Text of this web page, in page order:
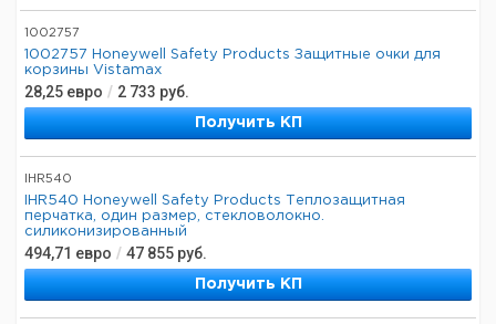
1002757
1002757 Honeywell Safety Products Защитные очки для
корзины Vistamax
28,25 евро / 2 733 руб.
Получить КП
IHR540
IHR540 Honeywell Safety Products Теплозащитная
перчатка, один размер, стекловолокно.
силиконизированный
494,71 евро / 47 855 руб.
Получить КП